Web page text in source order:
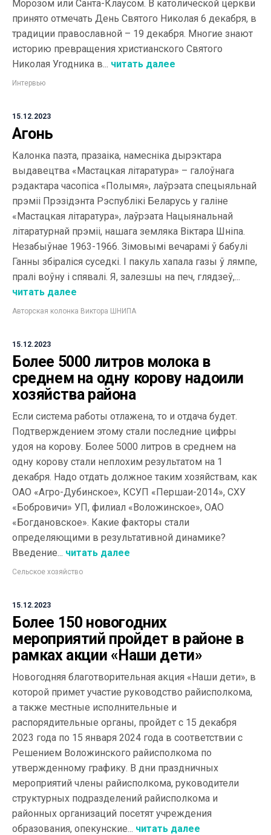
Морозом или Санта-Клаусом. В католической церкви
принято отмечать День Святого Николая 6 декабря, в
традиции православной – 19 декабря. Многие знают
историю превращения христианского Святого
Николая Угодника в... читать далее
Интервью
15.12.2023
Агонь
Калонка паэта, празаіка, намесніка дырэктара
выдавецтва «Мастацкая літаратура» – галоўнага
рэдактара часопіса «Полымя», лаўрэата спецыяльнай
прэміі Прэзідэнта Рэспублікі Беларусь у галіне
«Мастацкая літаратура», лаўрэата Нацыянальнай
літаратурнай прэміі, нашага земляка Віктара Шніпа.
Незабыўнае 1963-1966. Зімовымі вечарамі ў бабулі
Ганны збіраліся суседкі. І пакуль хапала газы ў лямпе,
пралі воўну і спявалі. Я, залезшы на печ, глядзеў,...
читать далее
Авторская колонка Виктора ШНИПА
15.12.2023
Более 5000 литров молока в
среднем на одну корову надоили
хозяйства района
Если система работы отлажена, то и отдача будет.
Подтверждением этому стали последние цифры
удоя на корову. Более 5000 литров в среднем на
одну корову стали неплохим результатом на 1
декабря. Надо отдать должное таким хозяйствам, как
ОАО «Агро-Дубинское», КСУП «Першаи-2014», СХУ
«Бобровичи» УП, филиал «Воложинское», ОАО
«Богдановское». Какие факторы стали
определяющими в результативной динамике?
Введение... читать далее
Сельское хозяйство
15.12.2023
Более 150 новогодних
мероприятий пройдет в районе в
рамках акции «Наши дети»
Новогодняя благотворительная акция «Наши дети», в
которой примет участие руководство райисполкома,
а также местные исполнительные и
распорядительные органы, пройдет с 15 декабря
2023 года по 15 января 2024 года в соответствии с
Решением Воложинского райисполкома по
утвержденному графику. В дни праздничных
мероприятий члены райисполкома, руководители
структурных подразделений райисполкома и
районных организаций посетят учреждения
образования, опекунские... читать далее